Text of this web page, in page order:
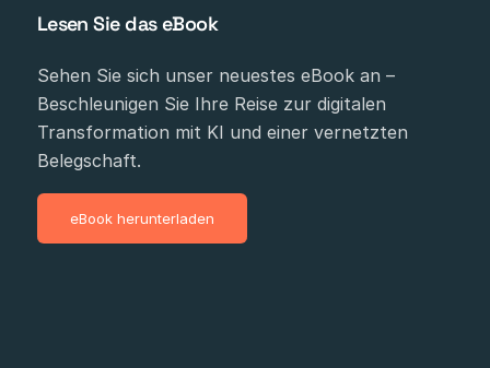
Lesen Sie das eBook
Sehen Sie sich unser neuestes eBook an –
Beschleunigen Sie Ihre Reise zur digitalen
Transformation mit KI und einer vernetzten
Belegschaft.
eBook herunterladen